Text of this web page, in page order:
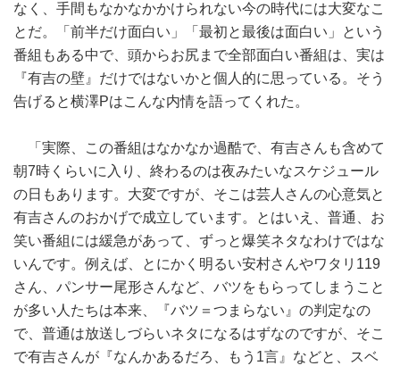
なく、手間もなかなかかけられない今の時代には大変なこ
とだ。「前半だけ面白い」「最初と最後は面白い」という
番組もある中で、頭からお尻まで全部面白い番組は、実は
『有吉の壁』だけではないかと個人的に思っている。そう
告げると横澤Pはこんな内情を語ってくれた。
「実際、この番組はなかなか過酷で、有吉さんも含めて
朝7時くらいに入り、終わるのは夜みたいなスケジュール
の日もあります。大変ですが、そこは芸人さんの心意気と
有吉さんのおかげで成立しています。とはいえ、普通、お
笑い番組には緩急があって、ずっと爆笑ネタなわけではな
いんです。例えば、とにかく明るい安村さんやワタリ119
さん、パンサー尾形さんなど、バツをもらってしまうこと
が多い人たちは本来、『バツ＝つまらない』の判定なの
で、普通は放送しづらいネタになるはずなのですが、そこ
で有吉さんが『なんかあるだろ、もう1言』などと、スベ